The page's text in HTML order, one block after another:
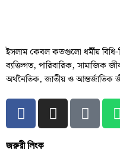
ইসলাম কেবল কতগুলো ধর্মীয় বিধি-
ব্যক্তিগত, পারিবারিক, সামাজিক
অর্থনৈতিক, জাতীয় ও আন্তর্জাতিক
জরুরী লিংক